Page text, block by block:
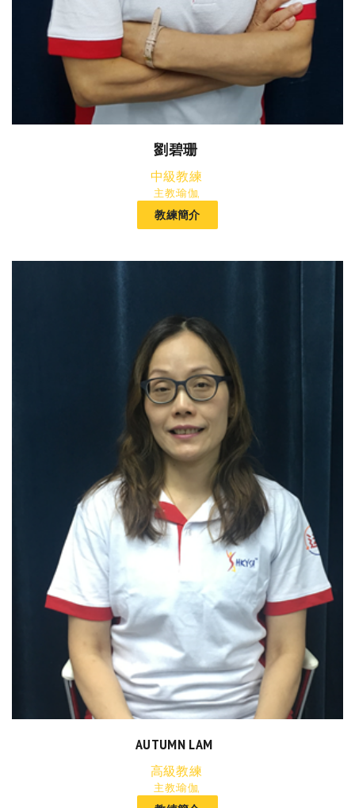
劉碧珊
中級教練
主教:瑜伽,
教練簡介
AUTUMN LAM
高級教練
主教:瑜伽,